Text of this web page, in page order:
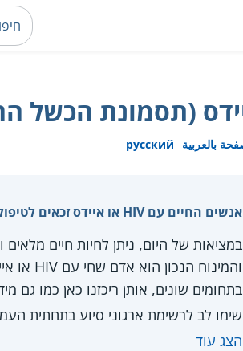
(תסמונת הכשל
بالعربية русский
אנשים החיים עם HIV או איידס זכאים לטיפול תרופתי, בדיקות ועוד שירותים והטבות - הכנסו לרשימה המלאה
בתחומים שונים, אותן ריכזנו כאן כמו גם
שימו לב לרשימת ארגוני סיוע בתחתית
הצג עוד